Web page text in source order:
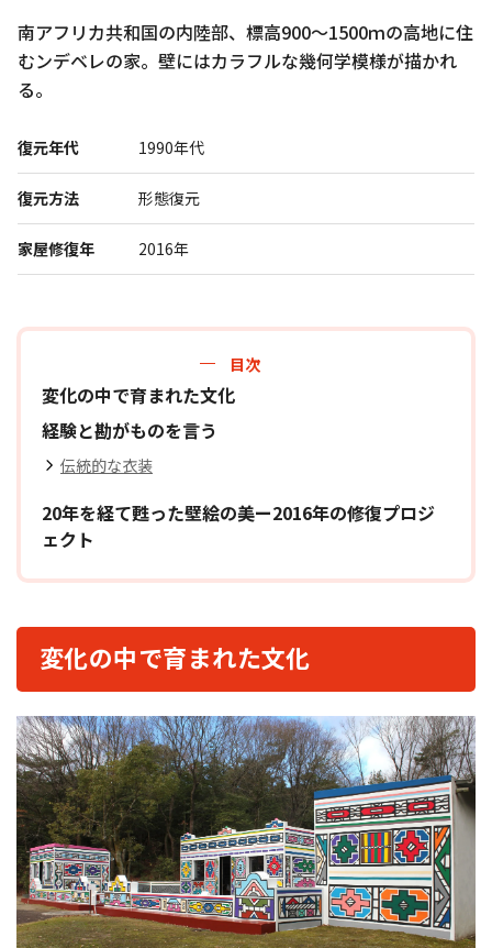
民族衣装 体験
イベント･お知らせ
お問い合わせ
報道関係者･撮影希望者の方へ
プライバシーポリシー
南アフリカ共和国の内陸部、標高900～1500ｍの高地に住
むンデベレの家。壁にはカラフルな幾何学模様が描かれ
る。
復元年代 1990年代
復元方法 形態復元
家屋修復年 2016年
目次
変化の中で育まれた文化
経験と勘がものを言う
伝統的な衣装
20年を経て甦った壁絵の美ー2016年の修復プロジ
ェクト
変化の中で育まれた文化